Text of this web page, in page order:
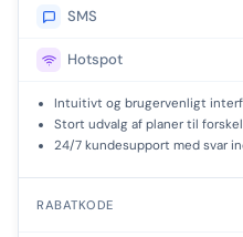
SMS
Hotspot
Intuitivt og brugervenligt
Stort udvalg af planer til
24/7 kundesupport med svar
RABATKODE